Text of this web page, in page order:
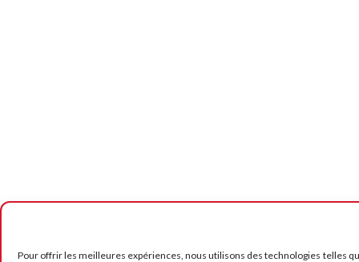
Pour offrir les meilleures expériences, nous utilisons des technologies telles